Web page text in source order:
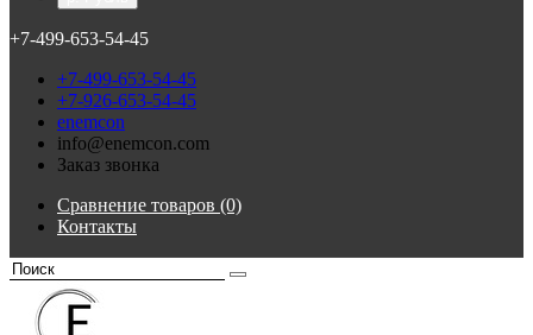
+7-499-653-54-45
+7-499-653-54-45
+7-926-653-54-45
enemcon
info@enemcon.com
Заказ звонка
Сравнение товаров (0)
Контакты